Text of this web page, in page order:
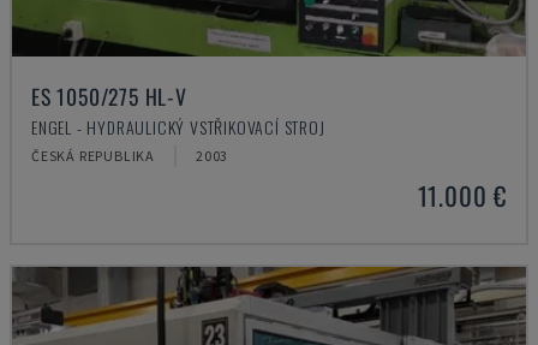
ES 1050/275 HL-V
ENGEL - HYDRAULICKÝ VSTŘIKOVACÍ STROJ
ČESKÁ REPUBLIKA 2003
11.000 €